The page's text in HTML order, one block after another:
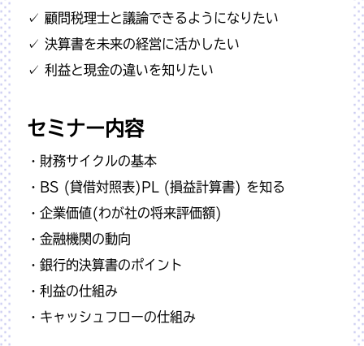
✓ 顧問税理士と議論できるようになりたい
✓ 決算書を未来の経営に活かしたい
✓ 利益と現金の違いを知りたい
セミナー内容
・財務サイクルの基本
・BS (貸借対照表)PL (損益計算書) を知る
・企業価値(わが社の将来評価額)
・金融機関の動向
・銀行的決算書のポイント
・利益の仕組み
・キャッシュフローの仕組み